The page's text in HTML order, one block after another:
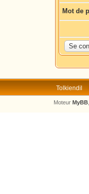
Mot de
Tolkiendil
Moteur MyBB